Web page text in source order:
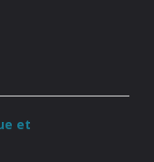
et